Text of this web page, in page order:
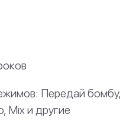
Передай бомбу,
Mix и другие